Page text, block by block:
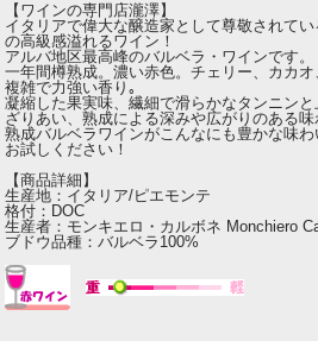
【ワインの専門店瀧澤】
イタリアで偉大な醸造家として尊敬されて
の高級感溢れるワイン！
アルバ地区最高峰のバルベラ・ワインです。
一年間樽熟成。濃い赤色。チェリー、カカ
複雑で力強い香り｡
凝縮した果実味、繊細で滑らかなタンニン
ざりあい、熟成による深みや広がりのある味
熟成バルベラワインがこんなにも豊かな味
お試しください！
【商品詳細】
生産地：イタリア/ピエモンテ
格付：DOC
生産者：モンキエロ・カルボネ Monchiero
ブドウ品種：バルベラ100%